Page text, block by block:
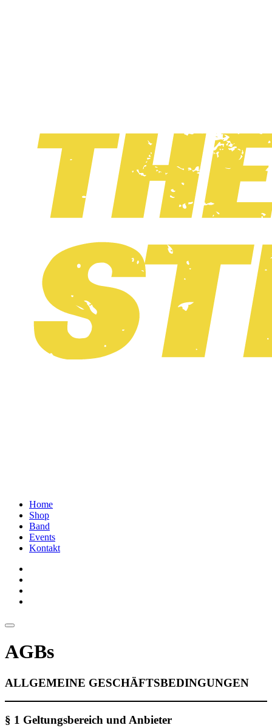
Home
Shop
Band
Events
Kontakt
AGBs
ALLGEMEINE GESCHÄFTSBEDINGUNGEN
§ 1 Geltungsbereich und Anbieter